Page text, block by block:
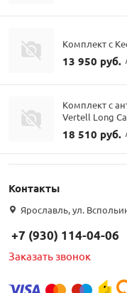
Комплект с
13 950 руб.
Комплект с
Vertell Long
18 510 руб.
Контакты
Ярославль, ул.
+7 (930) 114-04-06
Заказать звонок